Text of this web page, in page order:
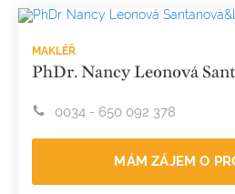
MAKLÉŘ
PhDr. Nancy Leonová
0034 - 650 092 378
MÁM ZÁJEM O